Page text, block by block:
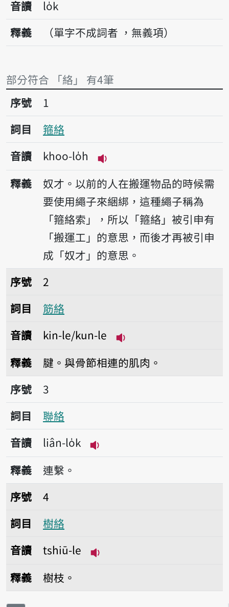
音讀
lo̍k
釋義
（單字不成詞者 ，無義項）
部分符合 「絡」 有4筆
序號1箍絡
序號
1
詞目
箍絡
音讀
khoo-lo̍h
播放音讀khoo-lo̍h
釋義
奴才。以前的人在搬運物品的時候需
要使用繩子來綑綁，這種繩子稱為
「箍絡索」，所以「箍絡」被引申有
「搬運工」的意思，而後才再被引申
成「奴才」的意思。
序號2筋絡
序號
2
詞目
筋絡
音讀
kin-le/kun-le
釋義
腱。與骨節相連的肌肉。
序號3聯絡
序號
3
詞目
聯絡
音讀
liân-lo̍k
播放音讀liân-lo̍k
釋義
連繫。
序號4樹絡
序號
4
詞目
樹絡
音讀
tshiū-le
釋義 樹枝。